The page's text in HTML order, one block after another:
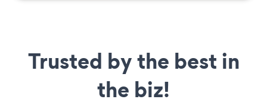
Trusted by the best in
the biz!